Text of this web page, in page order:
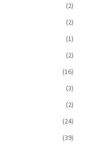
(2)
(2)
(1)
(2)
(16)
(3)
(2)
(24)
(39)